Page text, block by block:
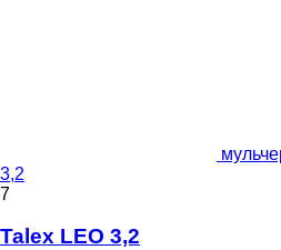
3,2
7
Talex LEO 3,2